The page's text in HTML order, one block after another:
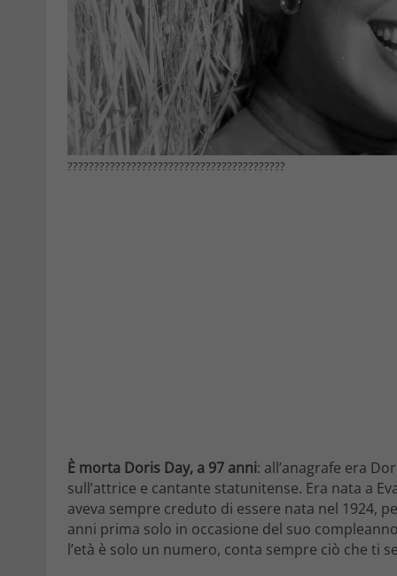
?????????????????????????????????????????
È morta Doris Day, a 97 anni: all’anagrafe era
sull’attrice e cantante statunitense. Era nata a
aveva sempre creduto di essere nata nel 1924,
anni prima solo in occasione del suo
l’età è solo un numero, conta sempre ciò che ti